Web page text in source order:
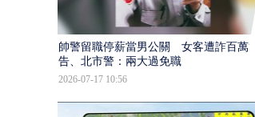
帥警留職停薪當男公關 女客遭詐百萬提
告、北市警：兩大過免職
2026-07-17 10:56